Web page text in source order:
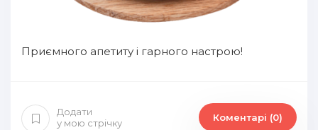
Приємного апетиту і гарного настрою!
Додати
у мою стрічку
Коментарі (0)